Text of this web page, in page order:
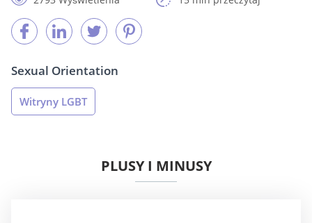
Sexual Orientation
Witryny LGBT
PLUSY I MINUSY